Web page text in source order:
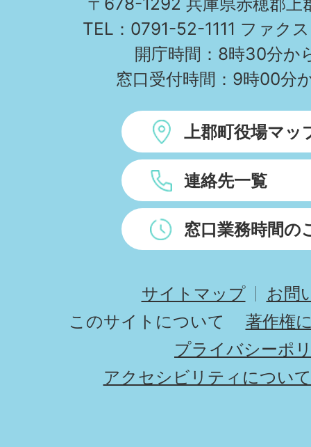
TEL：0791-52-1111 ファク
開庁時間：8時30分か
窓口受付時間：9時00分
上郡町役場マッ
連絡先一覧
窓口業務時間の
サイトマップ
お問
このサイトについて
著作権
プライバシーポ
アクセシビリティについて